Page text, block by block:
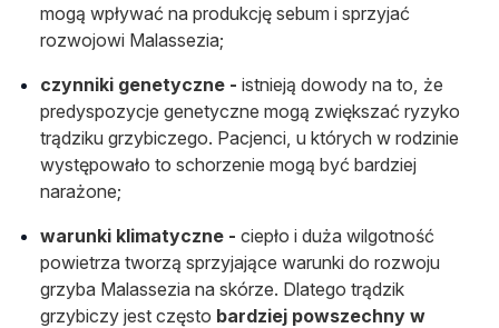
mogą wpływać na produkcję sebum i sprzyjać
rozwojowi Malassezia;
czynniki genetyczne - istnieją dowody na to, że
predyspozycje genetyczne mogą zwiększać ryzyko
trądziku grzybiczego. Pacjenci, u których w rodzinie
występowało to schorzenie mogą być bardziej
narażone;
warunki klimatyczne - ciepło i duża wilgotność
powietrza tworzą sprzyjające warunki do rozwoju
grzyba Malassezia na skórze. Dlatego trądzik
grzybiczy jest często bardziej powszechny w